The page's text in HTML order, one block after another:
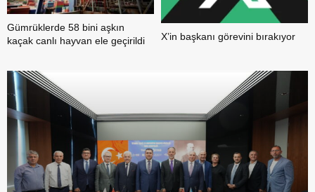
Gümrüklerde 58 bini aşkın
kaçak canlı hayvan ele geçirildi
X’in başkanı görevini bırakıyor